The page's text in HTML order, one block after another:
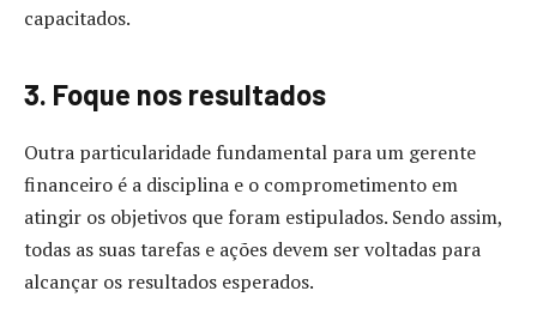
capacitados.
3. Foque nos resultados
Outra particularidade fundamental para um gerente
financeiro é a disciplina e o comprometimento em
atingir os objetivos que foram estipulados. Sendo assim,
todas as suas tarefas e ações devem ser voltadas para
alcançar os resultados esperados.